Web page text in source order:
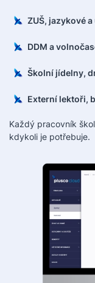
ZUŠ, jazykové
DDM a
Školní jídelny,
Externí lektoři,
Každý pracovník
kdykoli je potřebuje.